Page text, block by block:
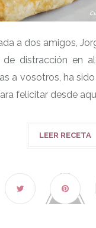
a dos amigos,
distracción en
a vosotros, ha sido
felicitar desde
LEER RECETA